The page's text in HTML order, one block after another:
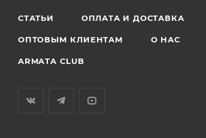
СТАТЬИ ОПЛАТА И ДОСТАВКА
ОПТОВЫМ КЛИЕНТАМ О НАС
ARMATA CLUB